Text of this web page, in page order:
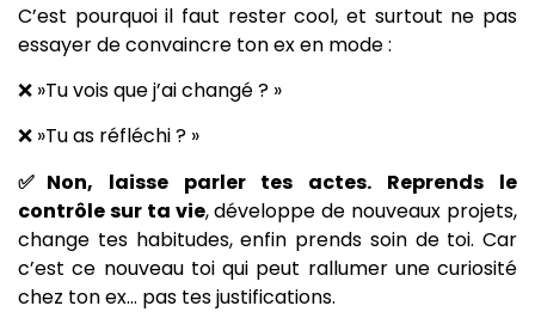
C’est pourquoi il faut rester cool, et surtout ne pas
essayer de convaincre ton ex en mode :
❌ »Tu vois que j’ai changé ? »
❌ »Tu as réfléchi ? »
✅Non, laisse parler tes actes. Reprends le
contrôle sur ta vie, développe de nouveaux projets,
change tes habitudes, enfin prends soin de toi. Car
c’est ce nouveau toi qui peut rallumer une curiosité
chez ton ex… pas tes justifications.